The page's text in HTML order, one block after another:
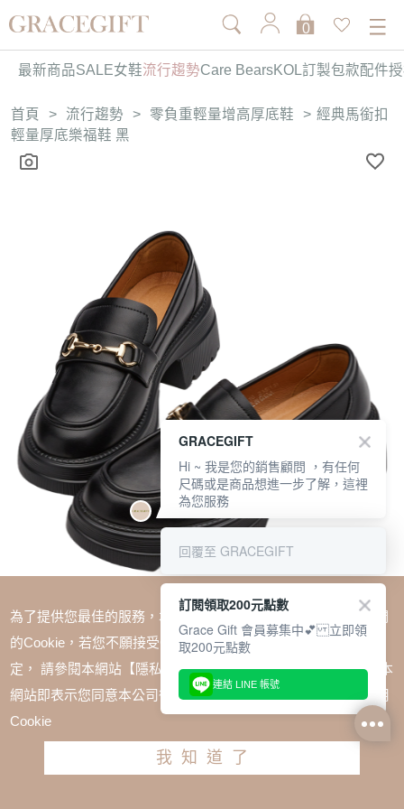
0
最新商品SALE女鞋流行趨勢Care BearsKOL訂製包款配件
首頁 > 流行趨勢 > 零負重輕量增高厚底鞋 > 經典馬銜扣
輕量厚底樂福鞋 黑
經典馬銜扣輕量厚底樂福鞋 黑
為了提供您最佳的服務，本網站會在您的電腦中放置並取用我們
的Cookie，若您不願接受Cookie時應如何變更電腦的Cookie設
定， 請參閱本網站【隱私權政策】之Cookie聲明，您繼續使用本
網站即表示您同意本公司得按本網站使用條款之Cookie聲明使用
Cookie
我知道了
GRACEGIFT
Hi ~ 我是您的銷售顧問 ，有任何
尺碼或是商品想進一步了解，這裡
為您服務
回覆至 GRACEGIFT
訂閱領取200元點數
Grace Gift 會員募集中💕 立即領
取200元點數
連結 LINE 帳號